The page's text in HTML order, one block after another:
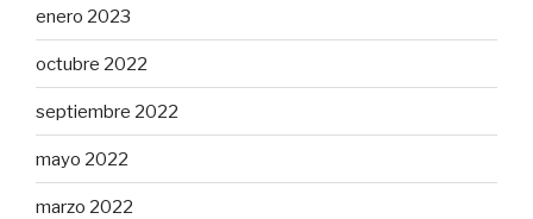
enero 2023
octubre 2022
septiembre 2022
mayo 2022
marzo 2022